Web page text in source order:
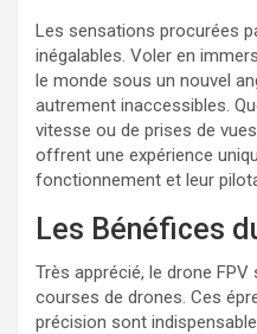
Les sensations procurées
inégalables. Voler en
le monde sous un nouvel
autrement inaccessibles.
vitesse ou de prises de
offrent une expérience
fonctionnement et leur
Les Bénéfices
Très apprécié, le drone FPV
courses de drones. Ces
précision sont